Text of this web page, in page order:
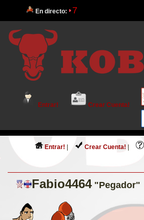
En directo: 7
Entrar! Crear Cuenta!
Entrar! Crear Cuenta!
Fabio4464 "Pegador"